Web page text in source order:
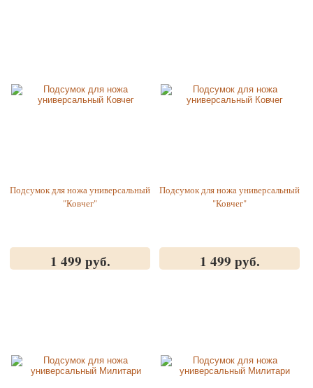
Подсумок для ножа универсальный
"Ковчег"
1 499 руб.
Подсумок для ножа универсальный
"Ковчег"
1 499 руб.